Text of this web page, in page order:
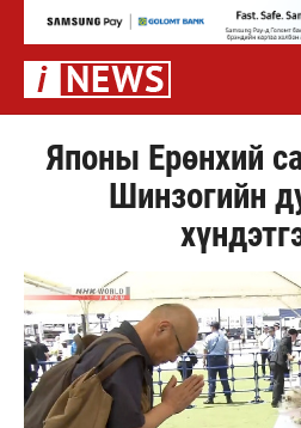
Японы Ерөнхий
Шинзогийн